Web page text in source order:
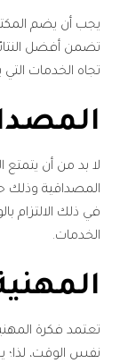
يجب أن يضم
تضمن أفضل
تجاه الخدمات
لا بد من أن
المصداقية وذلك
في ذلك الالتزام
الخدمات.
تعتمد فكرة
نفس الوقت، لذا؛